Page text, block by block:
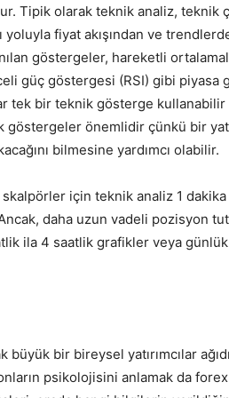
Tipik olarak teknik analiz,
yoluyla fiyat akışından ve
göstergeler, hareketli
güç göstergesi (RSI) gibi piyasa
tek bir teknik gösterge
önemlidir çünkü bir
bilmesine yardımcı olabilir.
skalpörler için teknik analiz 1
daha uzun vadeli pozisyon
ila 4 saatlik grafikler veya
bir bireysel yatırımcılar
psikolojisini anlamak da